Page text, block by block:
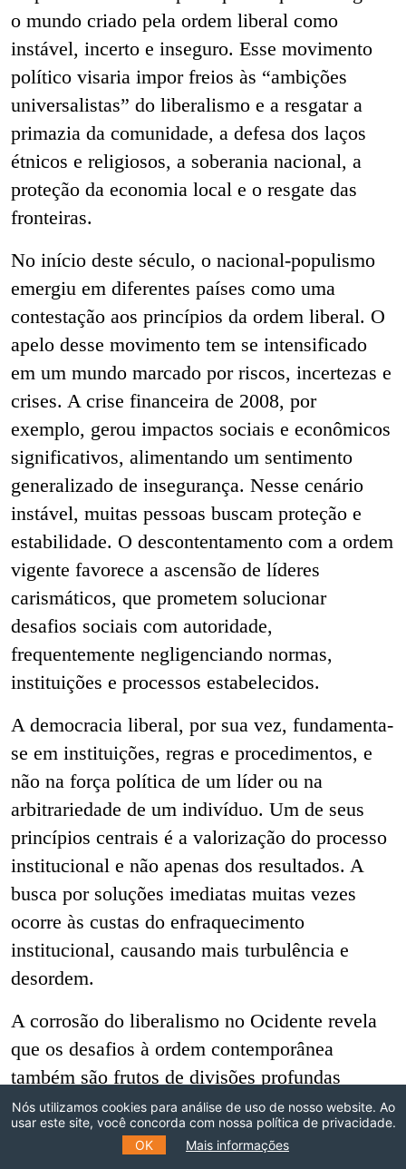
o mundo criado pela ordem liberal como
instável, incerto e inseguro. Esse movimento
político visaria impor freios às “ambições
universalistas” do liberalismo e a resgatar a
primazia da comunidade, a defesa dos laços
étnicos e religiosos, a soberania nacional, a
proteção da economia local e o resgate das
fronteiras.
No início deste século, o nacional-populismo
emergiu em diferentes países como uma
contestação aos princípios da ordem liberal. O
apelo desse movimento tem se intensificado
em um mundo marcado por riscos, incertezas e
crises. A crise financeira de 2008, por
exemplo, gerou impactos sociais e econômicos
significativos, alimentando um sentimento
generalizado de insegurança. Nesse cenário
instável, muitas pessoas buscam proteção e
estabilidade. O descontentamento com a ordem
vigente favorece a ascensão de líderes
carismáticos, que prometem solucionar
desafios sociais com autoridade,
frequentemente negligenciando normas,
instituições e processos estabelecidos.
A democracia liberal, por sua vez, fundamenta-
se em instituições, regras e procedimentos, e
não na força política de um líder ou na
arbitrariedade de um indivíduo. Um de seus
princípios centrais é a valorização do processo
institucional e não apenas dos resultados. A
busca por soluções imediatas muitas vezes
ocorre às custas do enfraquecimento
institucional, causando mais turbulência e
desordem.
A corrosão do liberalismo no Ocidente revela
que os desafios à ordem contemporânea
também são frutos de divisões profundas
dentro das próprias democracias de mercado.
Esse processo de fragmentação interna não
apenas redefine o contexto político doméstico,
Nós utilizamos cookies para análise de uso de nosso website. Ao
usar este site, você concorda com nossa política de privacidade.
OK
Mais informações